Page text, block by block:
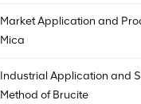
Market Application and
Mica
Industrial Application and
Method of Brucite